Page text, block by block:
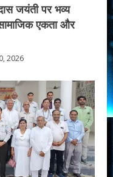
जयंती पर भव्य
एकता और
2026